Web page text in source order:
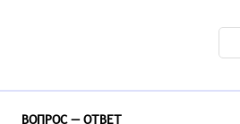
ВОПРОС — ОТВЕТ